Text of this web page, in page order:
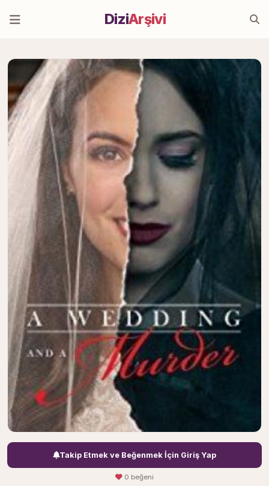
DiziArşivi
Takip Etmek ve Beğenmek İçin Giriş Yap
0 beğeni